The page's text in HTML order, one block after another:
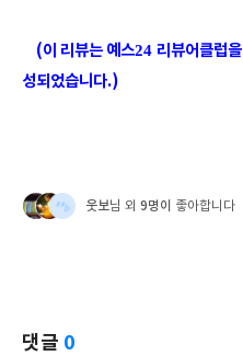
(이 리뷰는 예스24 리뷰어클럽
성되었습니다.)
웃보님 외 9명이 좋아합니다
댓글 0